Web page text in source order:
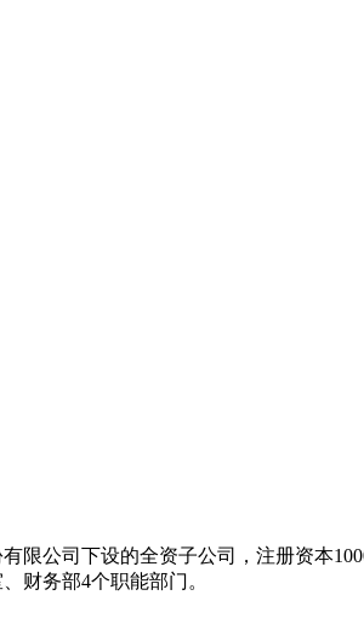
限公司下设的全资子公司，注册资本
财务部4个职能部门。